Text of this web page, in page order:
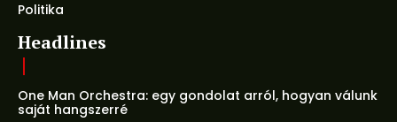
Politika
Headlines
One Man Orchestra: egy gondolat arról, hogyan válunk
saját hangszerré